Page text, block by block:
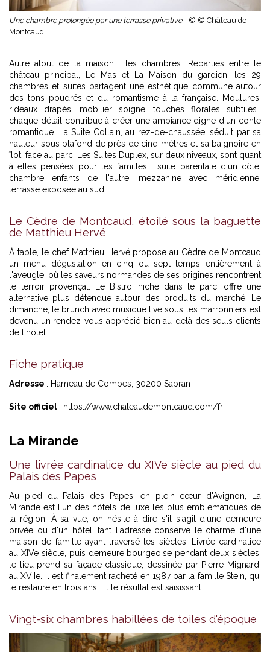
Une chambre prolongée par une terrasse privative - © © Château de
Montcaud
Autre atout de la maison : les chambres. Réparties entre le
château principal, Le Mas et La Maison du gardien, les 29
chambres et suites partagent une esthétique commune autour
des tons poudrés et du romantisme à la française. Moulures,
rideaux drapés, mobilier soigné, touches florales subtiles…
chaque détail contribue à créer une ambiance digne d'un conte
romantique. La Suite Collain, au rez-de-chaussée, séduit par sa
hauteur sous plafond de près de cinq mètres et sa baignoire en
îlot, face au parc. Les Suites Duplex, sur deux niveaux, sont quant
à elles pensées pour les familles : suite parentale d'un côté,
chambre enfants de l'autre, mezzanine avec méridienne,
terrasse exposée au sud.
Le Cèdre de Montcaud, étoilé sous la baguette
de Matthieu Hervé
À table, le chef Matthieu Hervé propose au Cèdre de Montcaud
un menu dégustation en cinq ou sept temps entièrement à
l'aveugle, où les saveurs normandes de ses origines rencontrent
le terroir provençal. Le Bistro, niché dans le parc, offre une
alternative plus détendue autour des produits du marché. Le
dimanche, le brunch avec musique live sous les marronniers est
devenu un rendez-vous apprécié bien au-delà des seuls clients
de l'hôtel.
Fiche pratique
Adresse : Hameau de Combes, 30200 Sabran
Site officiel : https://www.chateaudemontcaud.com/fr
La Mirande
Une livrée cardinalice du XIVe siècle au pied du
Palais des Papes
Au pied du Palais des Papes, en plein cœur d'Avignon, La
Mirande est l'un des hôtels de luxe les plus emblématiques de
la région. À sa vue, on hésite à dire s'il s'agit d'une demeure
privée ou d'un hôtel, tant l'adresse conserve le charme d'une
maison de famille ayant traversé les siècles. Livrée cardinalice
au XIVe siècle, puis demeure bourgeoise pendant deux siècles,
le lieu prend sa façade classique, dessinée par Pierre Mignard,
au XVIIe. Il est finalement racheté en 1987 par la famille Stein, qui
le restaure en trois ans. Et le résultat est saisissant.
Vingt-six chambres habillées de toiles d'époque